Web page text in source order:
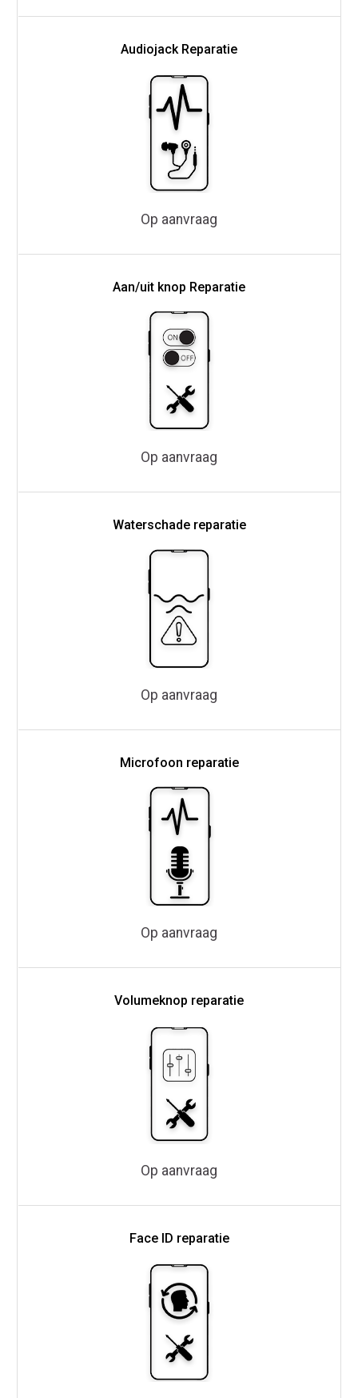
Audiojack Reparatie
Op aanvraag
Aan/uit knop Reparatie
Op aanvraag
Waterschade reparatie
Op aanvraag
Microfoon reparatie
Op aanvraag
Volumeknop reparatie
Op aanvraag
Face ID reparatie